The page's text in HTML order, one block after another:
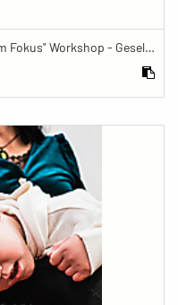
Making-of Foto aus dem "Inklusion im Fokus" Workshop - Gesellschaftsbilder.de Fotoworkshop „Inklusion im Fokus“ beim Känguru Leipzig